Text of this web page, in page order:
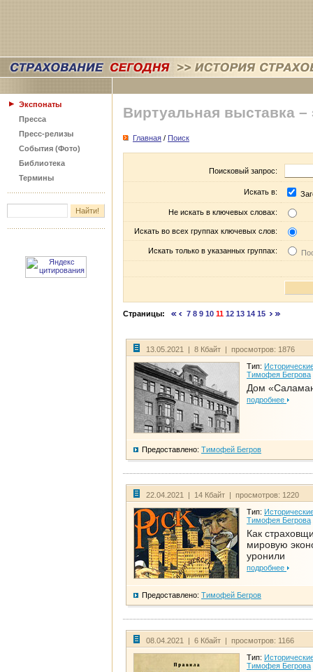
Экспонаты
Пресса
Пресс-релизы
События (Фото)
Библиотека
Термины
Виртуальная выставка –
Главная / Поиск
Поисковый запрос:
Искать в:
Не искать в ключевых словах:
Искать во всех группах ключевых слов:
Искать только в указанных группах:
Страницы: 7 8 9 10 11 12 13 14 15
13.05.2021 | 8 Кбайт | просмотров: 1876
Тип:
Тимофея Бегрова
Дом
подробнее
Предоставлено: Тимофей Бегров
22.04.2021 | 14 Кбайт | просмотров: 1220
Тип:
Тимофея Бегрова
Как
мировую
уронили
подробнее
Предоставлено: Тимофей Бегров
08.04.2021 | 6 Кбайт | просмотров: 1166
Тип:
Тимофея Бегрова